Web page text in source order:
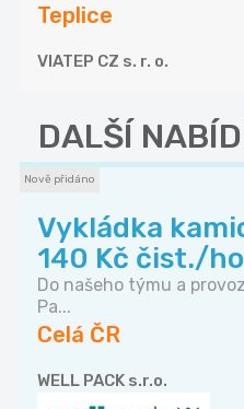
Teplice
VIATEP CZ s. r. o.
DALŠÍ
Nově přidáno
Vykládka
140 Kč čist./
Do našeho týmu a
Pa...
Celá ČR
WELL PACK s.r.o.